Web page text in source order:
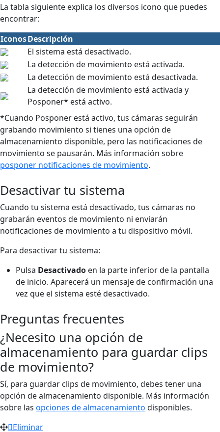
La tabla siguiente explica los diversos icono que puedes
encontrar:
IconosDescripción
El sistema está desactivado.
La detección de movimiento está activada.
La detección de movimiento está desactivada.
La detección de movimiento está activada y
Posponer* está activo.
*Cuando Posponer está activo, tus cámaras seguirán
grabando movimiento si tienes una opción de
almacenamiento disponible, pero las notificaciones de
movimiento se pausarán. Más información sobre
posponer notificaciones de movimiento.
Desactivar tu sistema
Cuando tu sistema está desactivado, tus cámaras no
grabarán eventos de movimiento ni enviarán
notificaciones de movimiento a tu dispositivo móvil.
Para desactivar tu sistema:
Pulsa Desactivado en la parte inferior de la pantalla
de inicio. Aparecerá un mensaje de confirmación una
vez que el sistema esté desactivado.
Preguntas frecuentes
¿Necesito una opción de
almacenamiento para guardar clips
de movimiento?
Sí, para guardar clips de movimiento, debes tener una
opción de almacenamiento disponible. Más información
sobre las opciones de almacenamiento disponibles.
Eliminar